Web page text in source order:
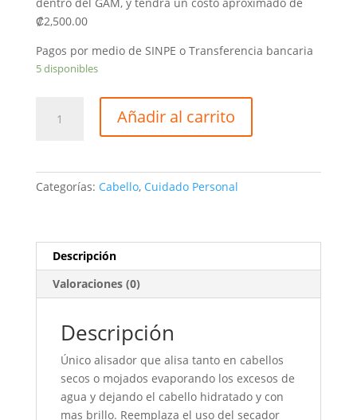
₡2,500.00
Pagos por medio de SINPE o Transferencia bancaria
5 disponibles
Remington
cantidad
Añadir al carrito
Categorías: Cabello, Cuidado Personal
Descripción
Valoraciones (0)
Descripción
Único alisador que alisa tanto en cabellos
secos o mojados evaporando los excesos de
agua y dejando el cabello hidratado y con
mas brillo. Reemplaza el uso del secador